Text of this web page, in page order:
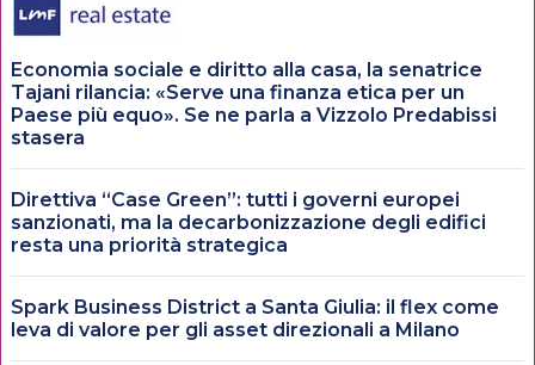
Economia sociale e diritto alla casa, la senatrice
Tajani rilancia: «Serve una finanza etica per un
Paese più equo». Se ne parla a Vizzolo Predabissi
stasera
Direttiva “Case Green”: tutti i governi europei
sanzionati, ma la decarbonizzazione degli edifici
resta una priorità strategica
Spark Business District a Santa Giulia: il flex come
leva di valore per gli asset direzionali a Milano